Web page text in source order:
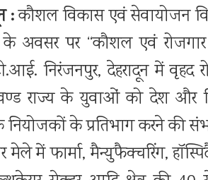
:कौशल विकास एवं सेवायोजन
के अवसर पर ‘‘कौशल एवं
निरंजनपुर, देहरादून में
राज्य के युवाओं को देश और
के प्रतिभाग करने की
मेले में फार्मा, मैन्युफैक्चरिंग,